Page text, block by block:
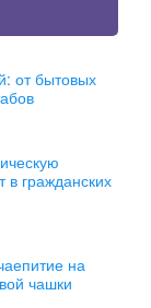
от бытовых
в гражданских
на
чашки